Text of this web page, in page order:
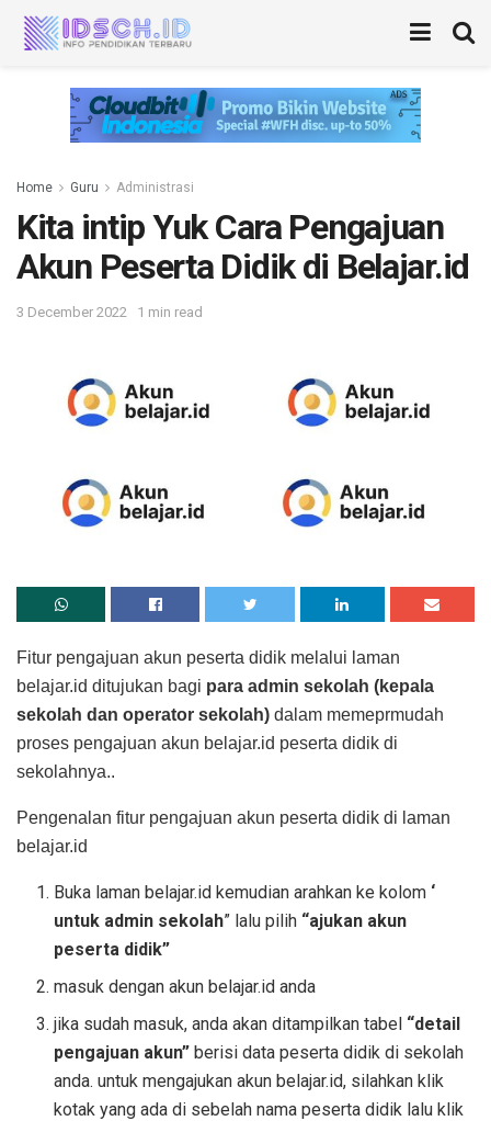
Home Guru Administrasi
Kita intip Yuk Cara Pengajuan
Akun Peserta Didik di Belajar.id
3 December 2022 1 min read
Fitur pengajuan akun peserta didik melalui laman
belajar.id ditujukan bagi para admin sekolah (kepala
sekolah dan operator sekolah) dalam memeprmudah
proses pengajuan akun belajar.id peserta didik di
sekolahnya..
Pengenalan fitur pengajuan akun peserta didik di laman
belajar.id
Buka laman belajar.id kemudian arahkan ke kolom ‘
untuk admin sekolah” lalu pilih “ajukan akun
peserta didik”
masuk dengan akun belajar.id anda
jika sudah masuk, anda akan ditampilkan tabel “detail
pengajuan akun” berisi data peserta didik di sekolah
anda. untuk mengajukan akun belajar.id, silahkan klik
kotak yang ada di sebelah nama peserta didik lalu klik